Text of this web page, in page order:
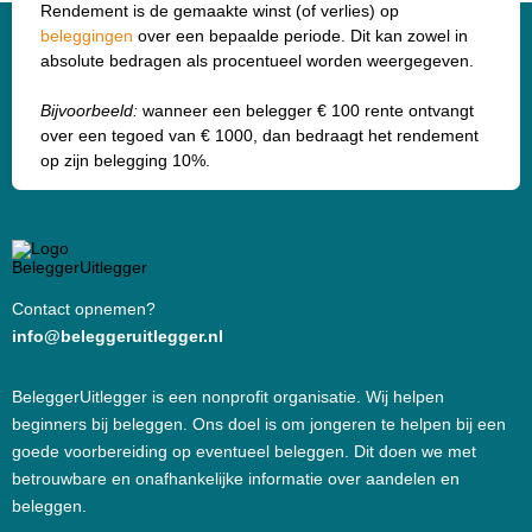
Rendement is de gemaakte winst (of verlies) op
beleggingen over een bepaalde periode. Dit kan zowel in
absolute bedragen als procentueel worden weergegeven.
Bijvoorbeeld: wanneer een belegger € 100 rente ontvangt
over een tegoed van € 1000, dan bedraagt het rendement
op zijn belegging 10%.
Contact opnemen?
info@beleggeruitlegger.nl
BeleggerUitlegger is een nonprofit organisatie. Wij helpen
beginners bij beleggen. Ons doel is om jongeren te helpen bij een
goede voorbereiding op eventueel beleggen. Dit doen we met
betrouwbare en onafhankelijke informatie over aandelen en
beleggen.